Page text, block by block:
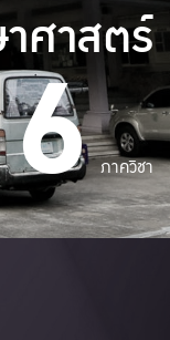
ศาสตร์
6 ภาควิชา